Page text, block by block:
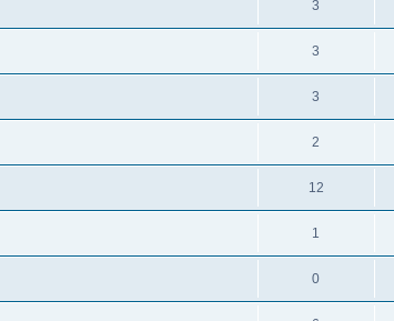
3
3
3
2
12
1
0